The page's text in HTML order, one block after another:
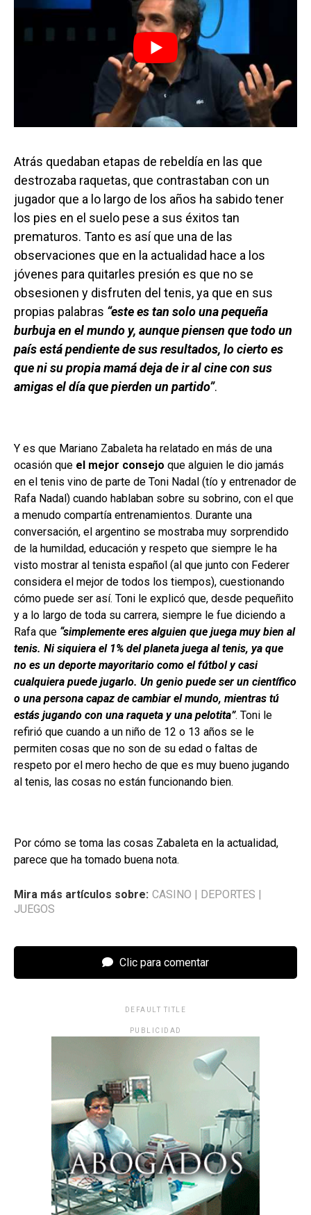
Atrás quedaban etapas de rebeldía en las que
destrozaba raquetas, que contrastaban con un
jugador que a lo largo de los años ha sabido tener
los pies en el suelo pese a sus éxitos tan
prematuros. Tanto es así que una de las
observaciones que en la actualidad hace a los
jóvenes para quitarles presión es que no se
obsesionen y disfruten del tenis, ya que en sus
propias palabras “este es tan solo una pequeña
burbuja en el mundo y, aunque piensen que todo un
país está pendiente de sus resultados, lo cierto es
que ni su propia mamá deja de ir al cine con sus
amigas el día que pierden un partido”.
Y es que Mariano Zabaleta ha relatado en más de una
ocasión que el mejor consejo que alguien le dio jamás
en el tenis vino de parte de Toni Nadal (tío y entrenador de
Rafa Nadal) cuando hablaban sobre su sobrino, con el que
a menudo compartía entrenamientos. Durante una
conversación, el argentino se mostraba muy sorprendido
de la humildad, educación y respeto que siempre le ha
visto mostrar al tenista español (al que junto con Federer
considera el mejor de todos los tiempos), cuestionando
cómo puede ser así. Toni le explicó que, desde pequeñito
y a lo largo de toda su carrera, siempre le fue diciendo a
Rafa que “simplemente eres alguien que juega muy bien al
tenis. Ni siquiera el 1% del planeta juega al tenis, ya que
no es un deporte mayoritario como el fútbol y casi
cualquiera puede jugarlo. Un genio puede ser un científico
o una persona capaz de cambiar el mundo, mientras tú
estás jugando con una raqueta y una pelotita”. Toni le
refirió que cuando a un niño de 12 o 13 años se le
permiten cosas que no son de su edad o faltas de
respeto por el mero hecho de que es muy bueno jugando
al tenis, las cosas no están funcionando bien.
Por cómo se toma las cosas Zabaleta en la actualidad,
parece que ha tomado buena nota.
Mira más artículos sobre: CASINO DEPORTES
JUEGOS
Clic para comentar
DEFAULT TITLE
PUBLICIDAD